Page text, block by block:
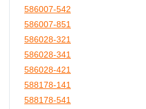
586007-542
586007-851
586028-321
586028-341
586028-421
588178-141
588178-541